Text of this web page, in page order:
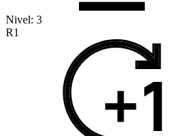
Nivel: 3
R1